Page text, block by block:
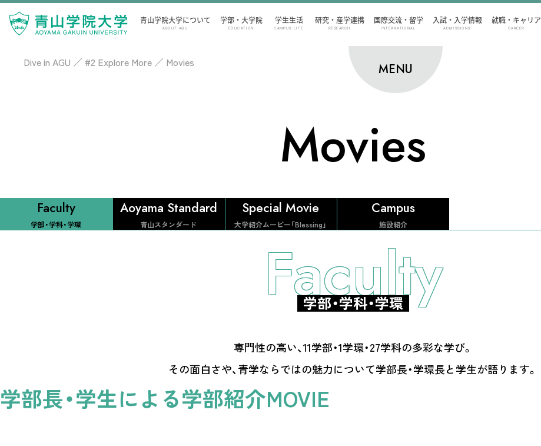
青山学院大学について
ABOUT AGU
学部・大学院
EDUCATION
学生生活
CAMPUS LIFE
研究・産学連携
RESEARCH
国際交流・留学
INTERNATIONAL
入試・入学情報
ADMISSIONS
就職・キャリア
CAREER
MENU
Dive in AGU ／ #2 Explore More ／ Movies
Movies
Faculty
学部・学科・学環
Aoyama Standard
青山スタンダード
Special Movie
大学紹介ムービー「Blessing」
Campus
施設紹介
Faculty
学部・学科・学環
専門性の高い、11学部・1学環・27学科の多彩な学び。
その面白さや、青学ならではの魅力について学部長・学環長と学生が語ります。
学部長・学生による学部紹介MOVIE